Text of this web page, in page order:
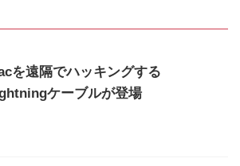
を遠隔でハッキングする
ケーブルが登場